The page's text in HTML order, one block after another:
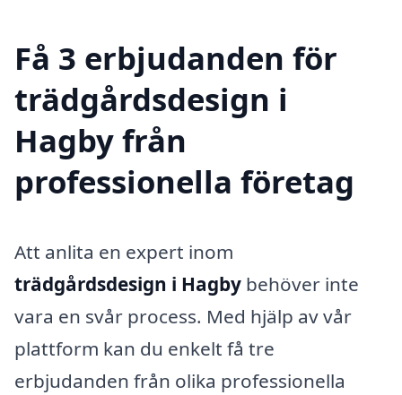
Få 3 erbjudanden för
trädgårdsdesign i
Hagby från
professionella företag
Att anlita en expert inom
trädgårdsdesign i Hagby behöver inte
vara en svår process. Med hjälp av vår
plattform kan du enkelt få tre
erbjudanden från olika professionella